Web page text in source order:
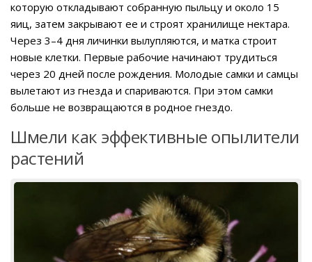
которую откладывают собранную пыльцу и около 15
яиц, затем закрывают ее и строят хранилище нектара.
Через 3–4 дня личинки вылупляются, и матка строит
новые клетки. Первые рабочие начинают трудиться
через 20 дней после рождения. Молодые самки и самцы
вылетают из гнезда и спариваются. При этом самки
больше не возвращаются в родное гнездо.
Шмели как эффективные опылители
растений